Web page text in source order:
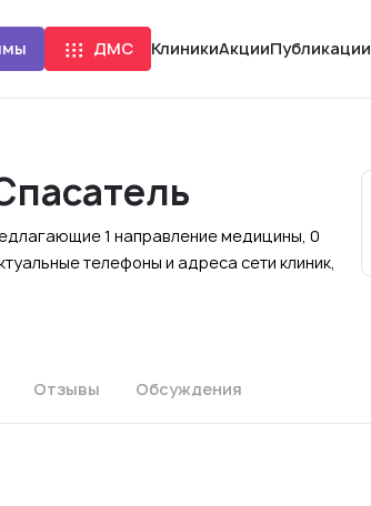
ДМС КлиникиАкцииПубликации
1 направление медицины, 0
телефоны и адреса сети клиник,
Отзывы Обсуждения